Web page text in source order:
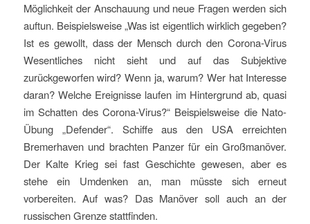
Möglichkeit der Anschauung und neue Fragen werden sich
auftun. Beispielsweise „Was ist eigentlich wirklich gegeben?
Ist es gewollt, dass der Mensch durch den Corona-Virus
Wesentliches nicht sieht und auf das Subjektive
zurückgeworfen wird? Wenn ja, warum? Wer hat Interesse
daran? Welche Ereignisse laufen im Hintergrund ab, quasi
im Schatten des Corona-Virus?“ Beispielsweise die Nato-
Übung „Defender“. Schiffe aus den USA erreichten
Bremerhaven und brachten Panzer für ein Großmanöver.
Der Kalte Krieg sei fast Geschichte gewesen, aber es
stehe ein Umdenken an, man müsste sich erneut
vorbereiten. Auf was? Das Manöver soll auch an der
russischen Grenze stattfinden.